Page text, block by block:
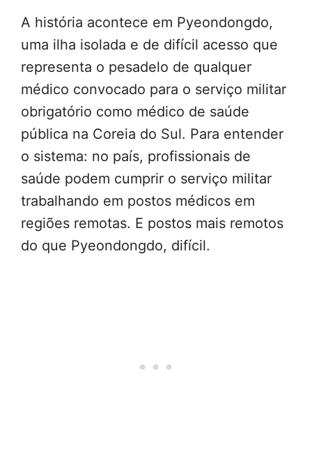
A história acontece em Pyeondongdo,
uma ilha isolada e de difícil acesso que
representa o pesadelo de qualquer
médico convocado para o serviço militar
obrigatório como médico de saúde
pública na Coreia do Sul. Para entender
o sistema: no país, profissionais de
saúde podem cumprir o serviço militar
trabalhando em postos médicos em
regiões remotas. E postos mais remotos
do que Pyeondongdo, difícil.